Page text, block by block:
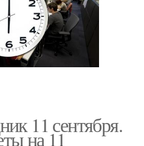
11 сентября.
на 11